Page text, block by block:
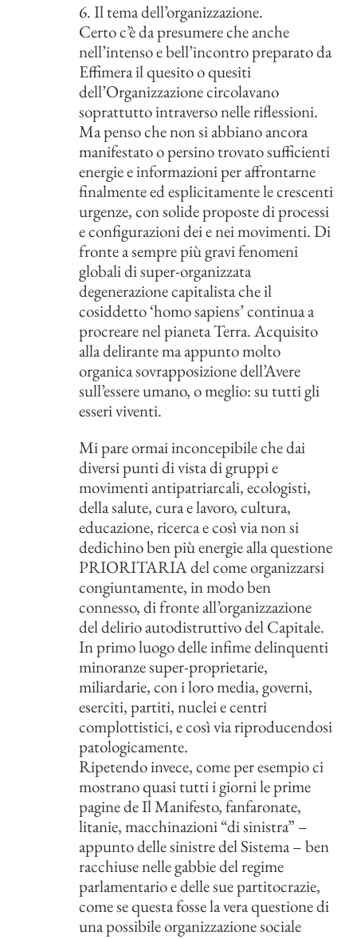
6. Il tema dell’organizzazione.
Certo c’è da presumere che anche
nell’intenso e bell’incontro preparato da
Effimera il quesito o quesiti
dell’Organizzazione circolavano
soprattutto intraverso nelle riflessioni.
Ma penso che non si abbiano ancora
manifestato o persino trovato sufficienti
energie e informazioni per affrontarne
finalmente ed esplicitamente le crescenti
urgenze, con solide proposte di processi
e configurazioni dei e nei movimenti. Di
fronte a sempre più gravi fenomeni
globali di super-organizzata
degenerazione capitalista che il
cosiddetto ‘homo sapiens’ continua a
procreare nel pianeta Terra. Acquisito
alla delirante ma appunto molto
organica sovrapposizione dell’Avere
sull’essere umano, o meglio: su tutti gli
esseri viventi.
Mi pare ormai inconcepibile che dai
diversi punti di vista di gruppi e
movimenti antipatriarcali, ecologisti,
della salute, cura e lavoro, cultura,
educazione, ricerca e così via non si
dedichino ben più energie alla questione
PRIORITARIA del come organizzarsi
congiuntamente, in modo ben
connesso, di fronte all’organizzazione
del delirio autodistruttivo del Capitale.
In primo luogo delle infime delinquenti
minoranze super-proprietarie,
miliardarie, con i loro media, governi,
eserciti, partiti, nuclei e centri
complottistici, e così via riproducendosi
patologicamente.
Ripetendo invece, come per esempio ci
mostrano quasi tutti i giorni le prime
pagine de Il Manifesto, fanfaronate,
litanie, macchinazioni “di sinistra” –
appunto delle sinistre del Sistema – ben
racchiuse nelle gabbie del regime
parlamentario e delle sue partitocrazie,
come se questa fosse la vera questione di
una possibile organizzazione sociale